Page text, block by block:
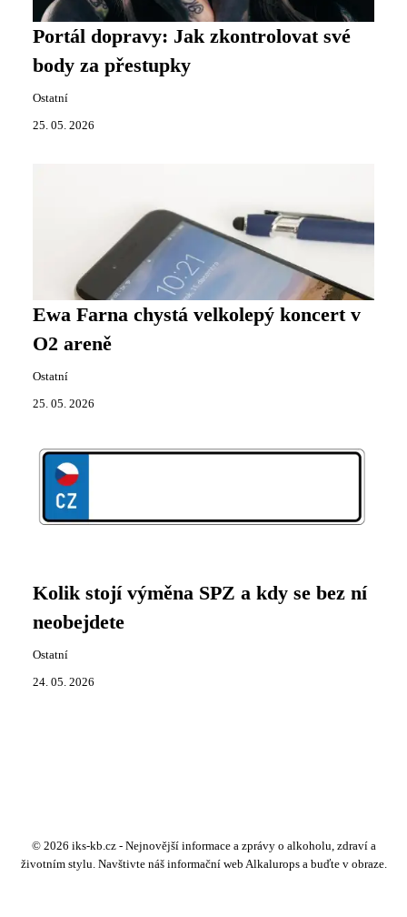
Portál dopravy: Jak zkontrolovat své
body za přestupky
Ostatní
25. 05. 2026
Ewa Farna chystá velkolepý koncert v
O2 areně
Ostatní
25. 05. 2026
Kolik stojí výměna SPZ a kdy se bez ní
neobejdete
Ostatní
24. 05. 2026
© 2026 iks-kb.cz - Nejnovější informace a zprávy o alkoholu, zdraví a
životním stylu. Navštivte náš informační web Alkalurops a buďte v obraze.